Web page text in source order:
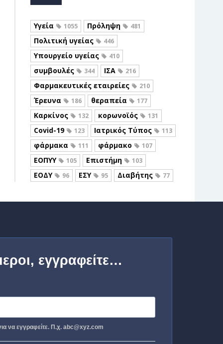
Υγεία 1055 Πρόληψη 481
Πολιτική υγείας 446
Υπουργείο υγείας 410
συμβουλές 344 ΙΣΑ 216
Φαρμακευτικές εταιρείες 210
Έρευνα 186 θεραπεία 177
Καρκίνος 132 κορωνοϊός 131
Covid-19 123 Ιατρικός Τύπος 113
φάρμακα 111 φάρμακο 107
ΕΟΠΥΥ 105 Επιστήμη 103
ΕΟΔΥ 96 ΕΣΥ 95 Διαβήτης 77
εγγραφείτε…
να εγγραφείτε. Π.χ. abc@xyz.com